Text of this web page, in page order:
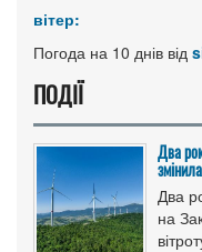
вітер:
Погода на 10 днів від
ПОДІЇ
Два
Два
на